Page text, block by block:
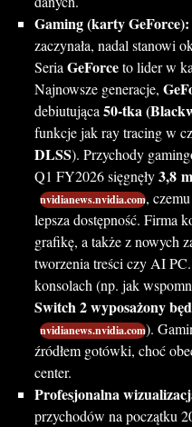
Gaming (karty GeForce):
zaczynała, nadal stanowi
SeriaGeForceto lider w
Najnowsze generacje,
debiutująca50-tka
funkcje jak ray tracing w
DLSS). Przychody
Q1 FY2026 sięgnęły3,8
nvidianews.nvidia.com,
lepsza dostępność. Firma
grafikę, a także z nowych
tworzenia treści czy AI
konsolach (np. jak
Switch 2 wyposażony
nvidianews.nvidia.com).
źródłem gotówki, choć
center.
Profesjonalna
przychodów na początku